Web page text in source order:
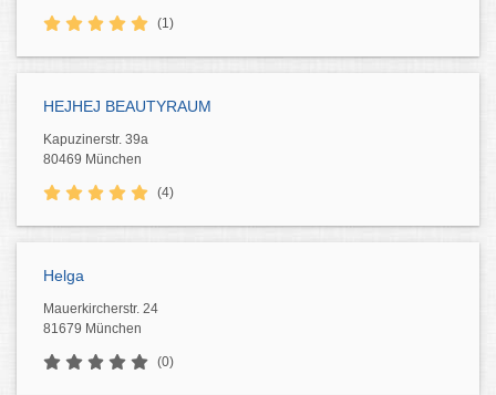
(1)
HEJHEJ BEAUTYRAUM
Kapuzinerstr. 39a
80469 München
(4)
Helga
Mauerkircherstr. 24
81679 München
(0)